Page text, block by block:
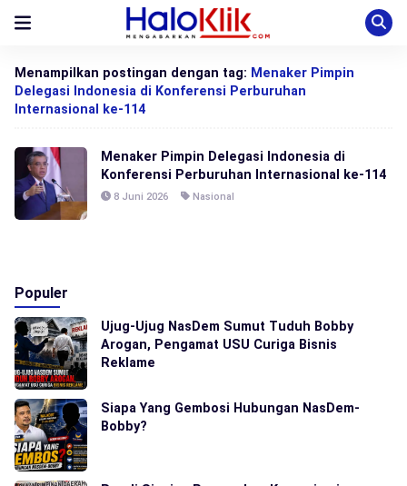
Menampilkan postingan dengan tag: Menaker Pimpin
Delegasi Indonesia di Konferensi Perburuhan
Internasional ke-114
Menaker Pimpin Delegasi Indonesia di
Konferensi Perburuhan Internasional ke-114
8 Juni 2026 Nasional
Populer
Ujug-Ujug NasDem Sumut Tuduh Bobby
Arogan, Pengamat USU Curiga Bisnis
Reklame
Siapa Yang Gembosi Hubungan NasDem-
Bobby?